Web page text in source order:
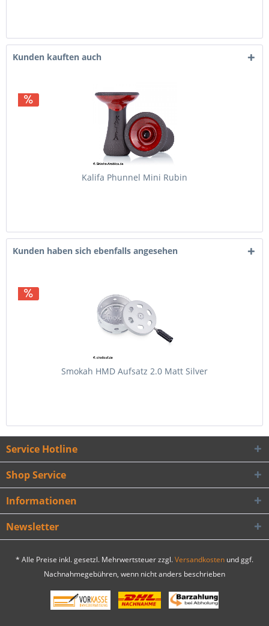
Kunden kauften auch
Kalifa Phunnel Mini Rubin
Kunden haben sich ebenfalls angesehen
Smokah HMD Aufsatz 2.0 Matt Silver
Service Hotline
Shop Service
Informationen
Newsletter
* Alle Preise inkl. gesetzl. Mehrwertsteuer zzgl.Versandkosten und ggf.
Nachnahmegebühren, wenn nicht anders beschrieben